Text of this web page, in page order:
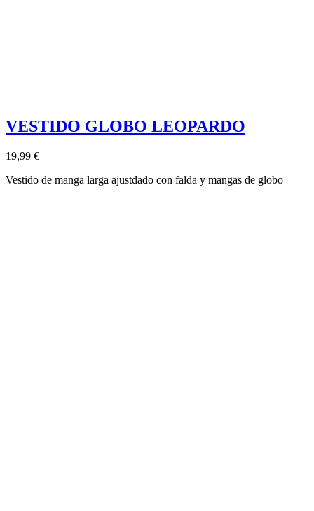
VESTIDO GLOBO LEOPARDO
19,99 €
Vestido de manga larga ajustdado con falda y mangas de globo